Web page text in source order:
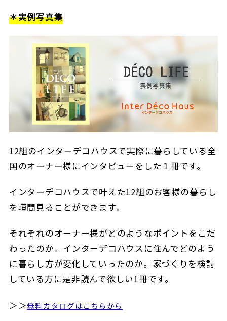
＊実例写真集
12組のインターデコハウスで実際に暮らしている全
国のオーナー様にインタビューをした１冊です。
インターデコハウスで叶えた12組のお客様の暮らし
を垣間見ることができます。
それぞれのオーナー様がどのようなポイントをこだ
わったのか。インターデコハウスに住んでどのよう
に暮らし方が変化していったのか。家づくりを検討
している方に是非読んで欲しい1冊です。
＞＞無料カタログはこちらから